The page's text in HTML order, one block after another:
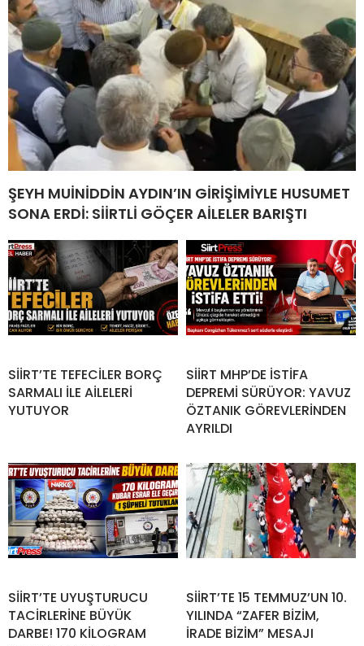
ŞEYH MUİNİDDİN AYDIN’IN GİRİŞİMİYLE HUSUMET
SONA ERDİ: SİİRTLİ GÖÇER AİLELER BARIŞTI
SİİRT’TE TEFECİLER BORÇ
SARMALI İLE AİLELERİ
YUTUYOR
SİİRT MHP’DE İSTİFA
DEPREMİ SÜRÜYOR: YAVUZ
ÖZTANIK GÖREVLERİNDEN
AYRILDI
SİİRT’TE UYUŞTURUCU
TACİRLERİNE BÜYÜK
DARBE! 170 KİLOGRAM
SİİRT’TE 15 TEMMUZ’UN 10.
YILINDA “ZAFER BİZİM,
İRADE BİZİM” MESAJI